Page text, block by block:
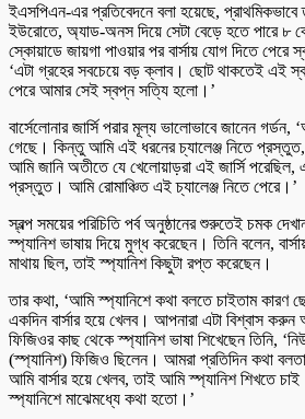
ইএসপিএন-এর প্রতিবেদনে বলা হয়েছে,
ইউরোতে, অ্যাড-অনস দিয়ে সেটা বেড়ে হতে পারে ৮
স্কোয়াডে জায়গা পাওয়ার পর বার্সায় যোগ দিতে
‘এটা গ্রহের সবচেয়ে বড় ক্লাব। ছোট থাকতেই এই
পেরে আমার সেই স্বপ্ন সত্যি হলো।’
বার্সেলোনার জার্সি পরার মূল্য ভালোভাবে জানেন
গেছে। কিন্তু আমি এই ধরনের চ্যালেঞ্জ নিতে
আমি জানি অতীতে যে খেলোয়াড়রা এই জার্সি
প্রস্তুত। আমি রোমাঞ্চিত এই চ্যালেঞ্জ নিতে পেরে।’
স্বল্প সময়ের পরিচিতি পর্ব অনুষ্ঠানের শুরুতেই চমক
স্প্যানিশ ভাষায় দিয়ে মুগ্ধ করেছেন। তিনি বলেন,
মাথায় ছিল, তাই স্প্যানিশ কিছুটা রপ্ত করেছেন।
তার কথা, ‘আমি স্প্যানিশে কথা বলতে চাইতাম কারণ
একদিন বার্সার হয়ে খেলব। আপনারা এটা বিশ্বাস
ফিজিওর কাছ থেকে স্প্যানিশ ভাষা শিখেছেন তিনি,
(স্প্যানিশ) ফিজিও ছিলেন। আমরা প্রতিদিন কথা
আমি বার্সার হয়ে খেলব, তাই আমি স্প্যানিশ শিখতে
স্প্যানিশে মাঝেমধ্যে কথা হতো।’